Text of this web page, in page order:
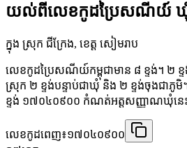
យល់ពីលេខកូដប្រៃសណីយ៍ ឃុំ
ក្នុង ស្រុក ជីក្រែង, ខេត្ត សៀមរាប
លេខកូដប្រៃសណីយ៍កម្ពុជាមាន ៨ ខ្ទង់។ ២ ខ្ទង់
ស្រុក ២ ខ្ទង់បន្ទាប់ជាឃុំ និង ២ ខ្ទង់ចុងជាភូមិ
ខ្ទង់ ១៧០៤០៩០០ កំណត់អត្តសញ្ញាណឃុំនេ
លេខកូដពេញ៖១៧០៤០៩០០